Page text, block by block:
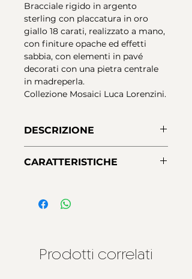
Bracciale rigido in argento
sterling con placcatura in oro
giallo 18 carati, realizzato a mano,
con finiture opache ed effetti
sabbia, con elementi in pavé
decorati con una pietra centrale
in madreperla.
Collezione Mosaici Luca Lorenzini.
DESCRIZIONE
placcatura in Oro 18K
sabbia, impreziosite da elementi
CARATTERISTICHE
Finiture:Placcatura oro giallo 18
catena regolabile
Prodotti correlati